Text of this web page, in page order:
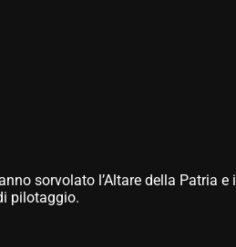
sorvolato l’Altare della Patria e i
pilotaggio.